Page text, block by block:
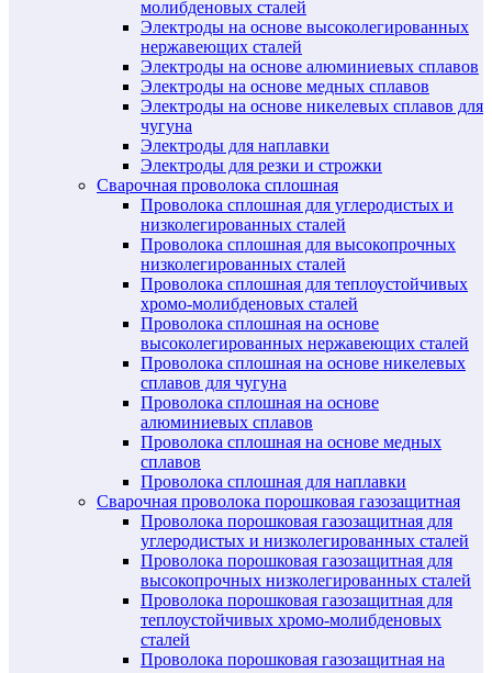
молибденовых сталей
Электроды на основе высоколегированных
нержавеющих сталей
Электроды на основе алюминиевых сплавов
Электроды на основе медных сплавов
Электроды на основе никелевых сплавов для
чугуна
Электроды для наплавки
Электроды для резки и строжки
Сварочная проволока сплошная
Проволока сплошная для углеродистых и
низколегированных сталей
Проволока сплошная для высокопрочных
низколегированных сталей
Проволока сплошная для теплоустойчивых
хромо-молибденовых сталей
Проволока сплошная на основе
высоколегированных нержавеющих сталей
Проволока сплошная на основе никелевых
сплавов для чугуна
Проволока сплошная на основе
алюминиевых сплавов
Проволока сплошная на основе медных
сплавов
Проволока сплошная для наплавки
Сварочная проволока порошковая газозащитная
Проволока порошковая газозащитная для
углеродистых и низколегированных сталей
Проволока порошковая газозащитная для
высокопрочных низколегированных сталей
Проволока порошковая газозащитная для
теплоустойчивых хромо-молибденовых
сталей
Проволока порошковая газозащитная на